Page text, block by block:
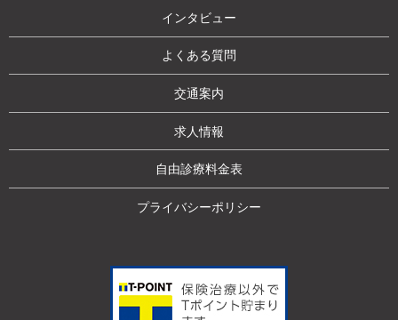
インタビュー
よくある質問
交通案内
求人情報
自由診療料金表
プライバシーポリシー